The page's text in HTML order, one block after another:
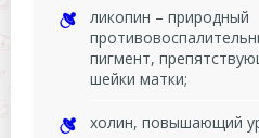
ликопин – природный
пигмент,
шейки матки;
холин, повышающий